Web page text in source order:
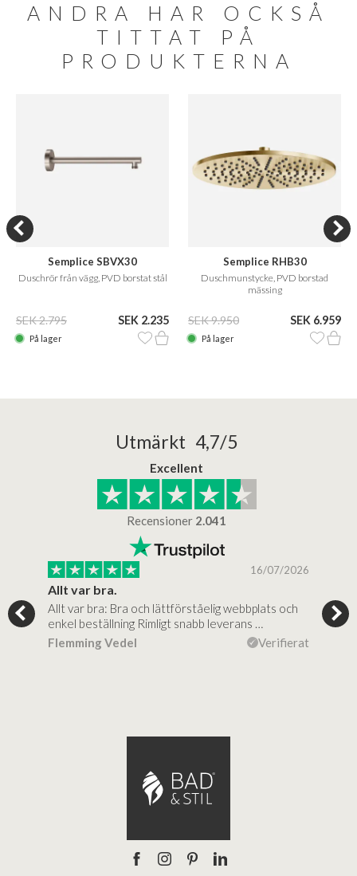
ANDRA HAR OCKSÅ
TITTAT PÅ
PRODUKTERNA
Semplice SBVX30
Duschrör från vägg, PVD borstat stål
SEK 2.795 SEK 2.235
På lager
Semplice RHB30
Duschmunstycke, PVD borstad
mässing
SEK 9.950 SEK 6.959
På lager
Utmärkt 4,7/5
Excellent
Recensioner 2.041
16/07/2026
Allt var bra.
Allt var bra: Bra och lättförståelig webbplats och
enkel beställning Rimligt snabb leverans …
Flemming Vedel
Verifierat
Jag